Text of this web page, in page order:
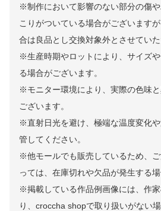
※制作において影響のない部分の傷
こりがついている場合がございます
合は良品とし交換対象外とさせていた
※生産時期やロットにより、サイズ
る場合がございます。
※モニター環境により、実際の色味
ございます。
※直射日光を避け、極端な温度変化
管してください。
※他モールでも販売しているため、
っては、在庫切れや欠品が発生する場
※掲載している作品例画像には、作
り、croccha shopで取り扱いがない場